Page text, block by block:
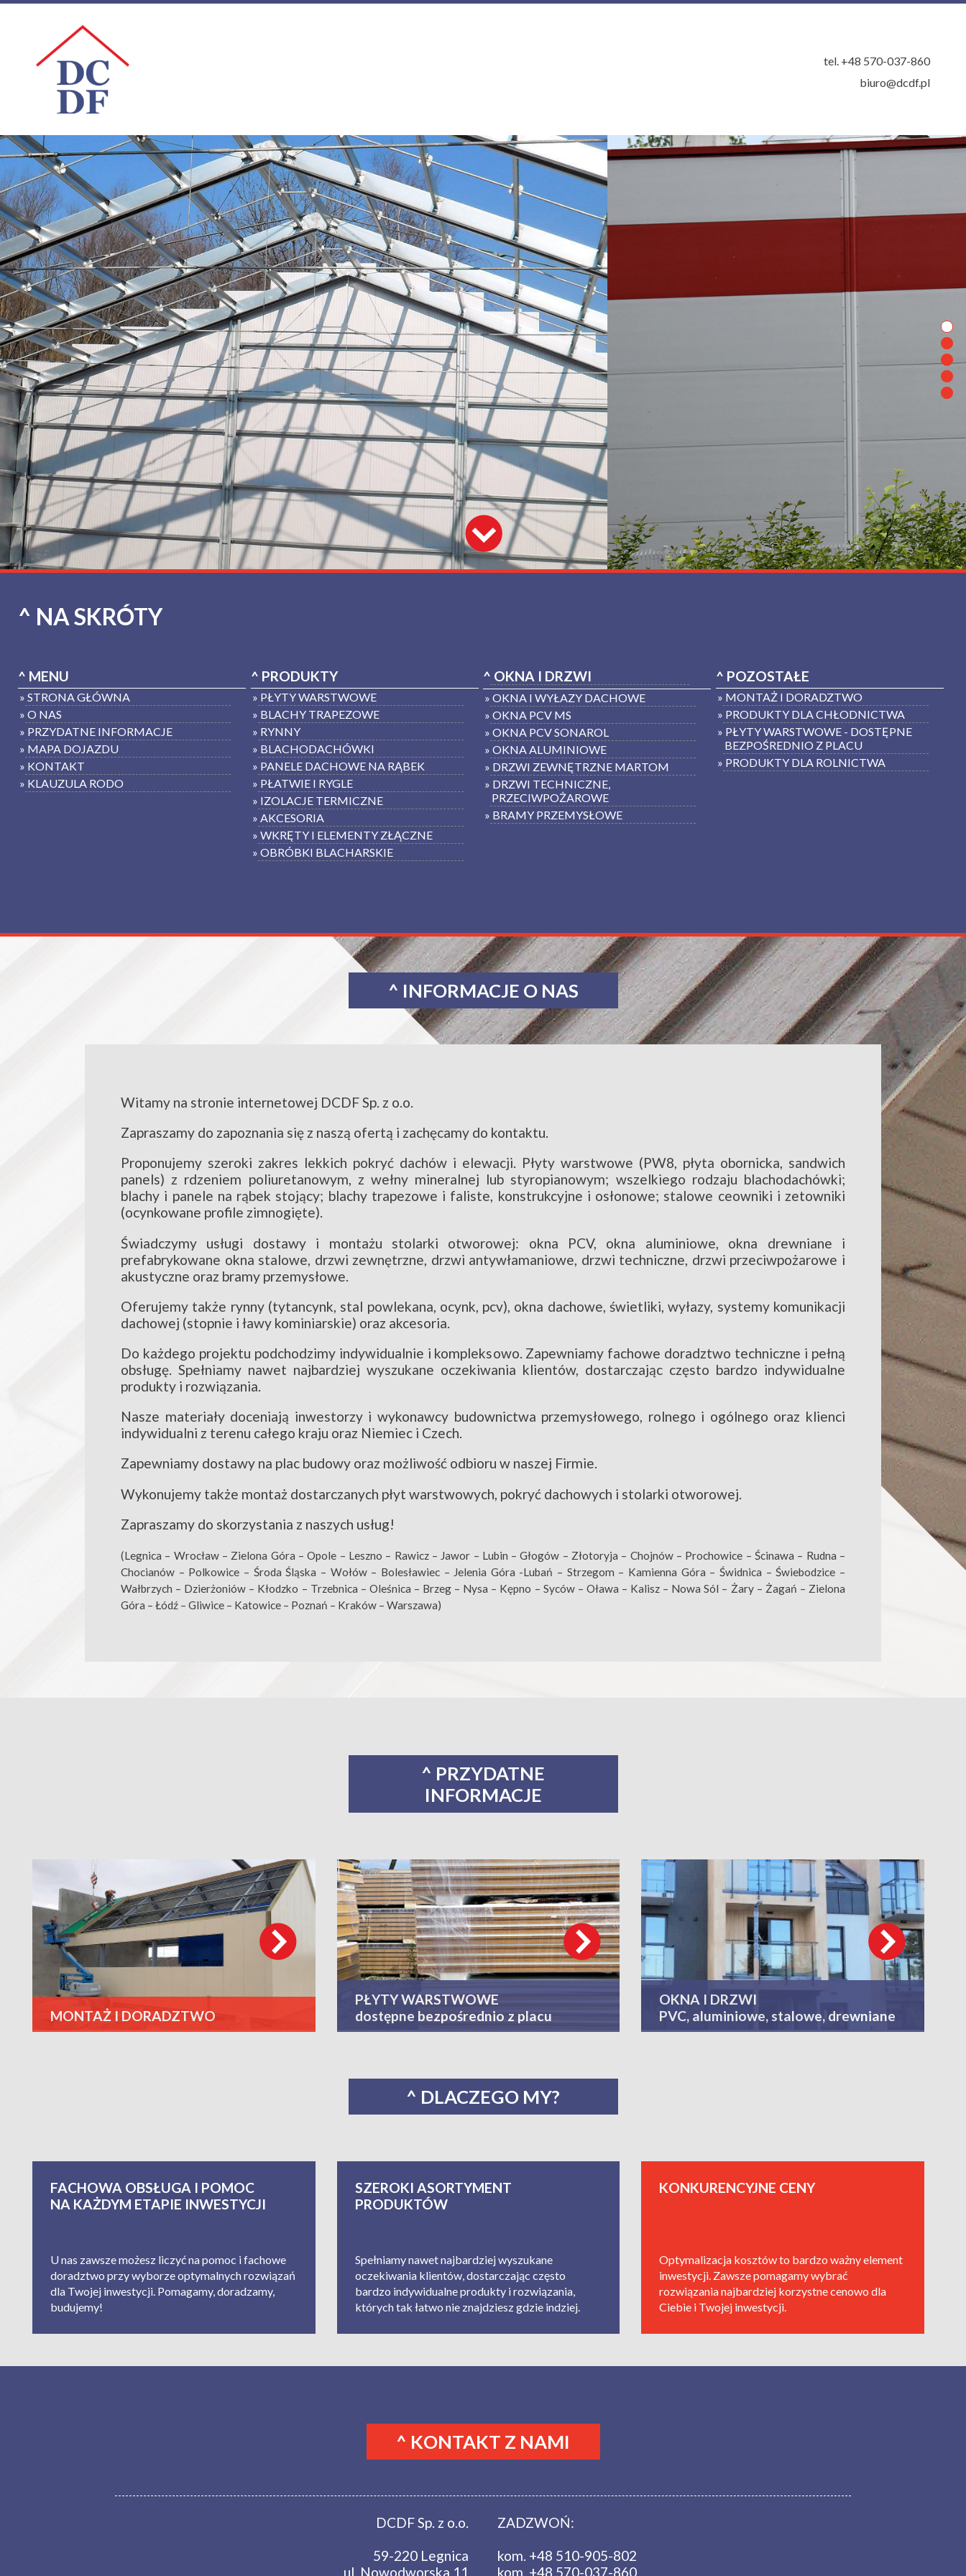
tel. +48 570-037-860
biuro@dcdf.pl
1
2
3
4
5
^ NA SKRÓTY
^ MENU
» STRONA GŁÓWNA
» O NAS
» PRZYDATNE INFORMACJE
» MAPA DOJAZDU
» KONTAKT
» KLAUZULA RODO
^ PRODUKTY
» PŁYTY WARSTWOWE
» BLACHY TRAPEZOWE
» RYNNY
» BLACHODACHÓWKI
» PANELE DACHOWE NA RĄBEK
» PŁATWIE I RYGLE
» IZOLACJE TERMICZNE
» AKCESORIA
» WKRĘTY I ELEMENTY ZŁĄCZNE
» OBRÓBKI BLACHARSKIE
^ OKNA I DRZWI
» OKNA I WYŁAZY DACHOWE
» OKNA PCV MS
» OKNA PCV SONAROL
» OKNA ALUMINIOWE
» DRZWI ZEWNĘTRZNE MARTOM
» DRZWI TECHNICZNE,
PRZECIWPOŻAROWE
» BRAMY PRZEMYSŁOWE
^ POZOSTAŁE
» MONTAŻ I DORADZTWO
» PRODUKTY DLA CHŁODNICTWA
» PŁYTY WARSTWOWE - DOSTĘPNE
BEZPOŚREDNIO Z PLACU
» PRODUKTY DLA ROLNICTWA
^ INFORMACJE O NAS
Witamy na stronie internetowej DCDF Sp. z o.o.
Zapraszamy do zapoznania się z naszą ofertą i zachęcamy do kontaktu.
Proponujemy szeroki zakres lekkich pokryć dachów i elewacji. Płyty warstwowe (PW8, płyta obornicka, sandwich
panels) z rdzeniem poliuretanowym, z wełny mineralnej lub styropianowym; wszelkiego rodzaju blachodachówki;
blachy i panele na rąbek stojący; blachy trapezowe i faliste, konstrukcyjne i osłonowe; stalowe ceowniki i zetowniki
(ocynkowane profile zimnogięte).
Świadczymy usługi dostawy i montażu stolarki otworowej: okna PCV, okna aluminiowe, okna drewniane i
prefabrykowane okna stalowe, drzwi zewnętrzne, drzwi antywłamaniowe, drzwi techniczne, drzwi przeciwpożarowe i
akustyczne oraz bramy przemysłowe.
Oferujemy także rynny (tytancynk, stal powlekana, ocynk, pcv), okna dachowe, świetliki, wyłazy, systemy komunikacji
dachowej (stopnie i ławy kominiarskie) oraz akcesoria.
Do każdego projektu podchodzimy indywidualnie i kompleksowo. Zapewniamy fachowe doradztwo techniczne i pełną
obsługę. Spełniamy nawet najbardziej wyszukane oczekiwania klientów, dostarczając często bardzo indywidualne
produkty i rozwiązania.
Nasze materiały doceniają inwestorzy i wykonawcy budownictwa przemysłowego, rolnego i ogólnego oraz klienci
indywidualni z terenu całego kraju oraz Niemiec i Czech.
Zapewniamy dostawy na plac budowy oraz możliwość odbioru w naszej Firmie.
Wykonujemy także montaż dostarczanych płyt warstwowych, pokryć dachowych i stolarki otworowej.
Zapraszamy do skorzystania z naszych usług!
(Legnica – Wrocław – Zielona Góra – Opole – Leszno – Rawicz – Jawor – Lubin – Głogów – Złotoryja – Chojnów – Prochowice – Ścinawa – Rudna –
Chocianów – Polkowice – Środa Śląska – Wołów – Bolesławiec – Jelenia Góra -Lubań – Strzegom – Kamienna Góra – Świdnica – Świebodzice –
Wałbrzych – Dzierżoniów – Kłodzko – Trzebnica – Oleśnica – Brzeg – Nysa – Kępno – Syców – Oława – Kalisz – Nowa Sól – Żary – Żagań – Zielona
Góra – Łódź – Gliwice – Katowice – Poznań – Kraków – Warszawa)
^ PRZYDATNE
INFORMACJE
MONTAŻ I DORADZTWO
PŁYTY WARSTWOWE
dostępne bezpośrednio z placu
OKNA I DRZWI
PVC, aluminiowe, stalowe, drewniane
^ DLACZEGO MY?
FACHOWA OBSŁUGA I POMOC
NA KAŻDYM ETAPIE INWESTYCJI
U nas zawsze możesz liczyć na pomoc i fachowe
doradztwo przy wyborze optymalnych rozwiązań
dla Twojej inwestycji. Pomagamy, doradzamy,
budujemy!
SZEROKI ASORTYMENT
PRODUKTÓW
Spełniamy nawet najbardziej wyszukane
oczekiwania klientów, dostarczając często
bardzo indywidualne produkty i rozwiązania,
których tak łatwo nie znajdziesz gdzie indziej.
KONKURENCYJNE CENY
Optymalizacja kosztów to bardzo ważny element
inwestycji. Zawsze pomagamy wybrać
rozwiązania najbardziej korzystne cenowo dla
Ciebie i Twojej inwestycji.
^ KONTAKT Z NAMI
DCDF Sp. z o.o.
59-220 Legnica
ul. Nowodworska 11
ZADZWOŃ:
kom. +48 510-905-802
kom. +48 570-037-860